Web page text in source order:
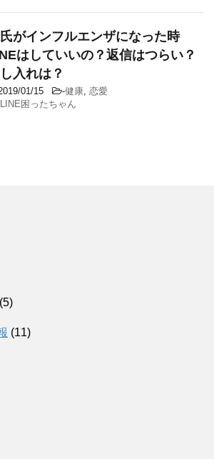
がインフルエンザになった時
はしていいの？返信はつらい？
入れは？
01/15 -健康, 恋愛
LINE困ったちゃん
(5)
(11)